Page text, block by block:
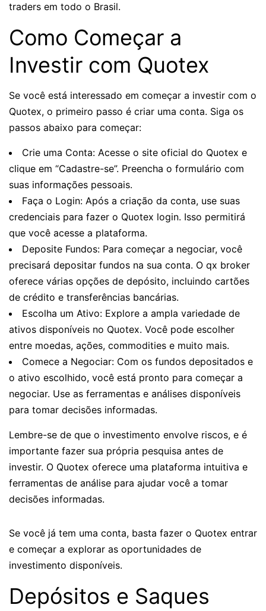
traders em todo o Brasil.
Como Começar a
Investir com Quotex
Se você está interessado em começar a investir com o
Quotex, o primeiro passo é criar uma conta. Siga os
passos abaixo para começar:
Crie uma Conta: Acesse o site oficial do Quotex e
clique em “Cadastre-se”. Preencha o formulário com
suas informações pessoais.
Faça o Login: Após a criação da conta, use suas
credenciais para fazer o Quotex login. Isso permitirá
que você acesse a plataforma.
Deposite Fundos: Para começar a negociar, você
precisará depositar fundos na sua conta. O qx broker
oferece várias opções de depósito, incluindo cartões
de crédito e transferências bancárias.
Escolha um Ativo: Explore a ampla variedade de
ativos disponíveis no Quotex. Você pode escolher
entre moedas, ações, commodities e muito mais.
Comece a Negociar: Com os fundos depositados e
o ativo escolhido, você está pronto para começar a
negociar. Use as ferramentas e análises disponíveis
para tomar decisões informadas.
Lembre-se de que o investimento envolve riscos, e é
importante fazer sua própria pesquisa antes de
investir. O Quotex oferece uma plataforma intuitiva e
ferramentas de análise para ajudar você a tomar
decisões informadas.
Se você já tem uma conta, basta fazer o Quotex entrar
e começar a explorar as oportunidades de
investimento disponíveis.
Depósitos e Saques